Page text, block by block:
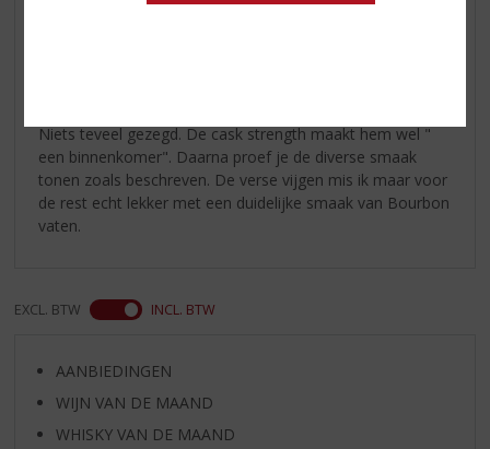
Niets teveel gezegd. De cask strength maakt hem wel "
een binnenkomer". Daarna proef je de diverse smaak
tonen zoals beschreven. De verse vijgen mis ik maar voor
de rest echt lekker met een duidelijke smaak van Bourbon
vaten.
EXCL. BTW INCL. BTW
AANBIEDINGEN
WIJN VAN DE MAAND
WHISKY VAN DE MAAND